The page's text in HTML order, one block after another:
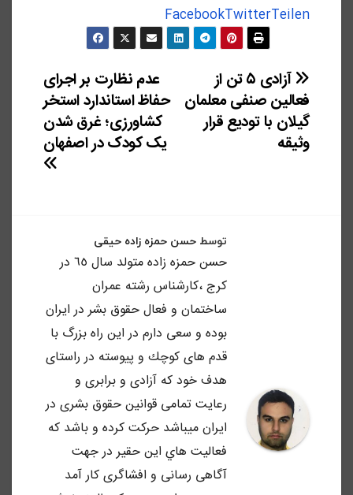
FacebookTwitterTeilen
راهبری
نوشته
عدم نظارت بر اجرای
حفاظ استاندارد استخر
کشاورزی؛ غرق شدن
یک کودک در اصفهان
آزادی ۵ تن از
فعالین صنفی معلمان
گیلان با تودیع قرار
وثیقه
توسط حسن حمزه زاده حیقی
حسن حمزه زاده متولد سال ٦٥ در
كرج ،كارشناس رشته عمران
ساختمان و فعال حقوق بشر در ايران
بوده و سعى دارم در اين راه بزرگ با
قدم هاى كوچك و پيوسته در راستاى
هدف خود كه آزادى و برابرى و
رعايت تمامى قوانين حقوق بشرى در
ايران ميباشد حركت كرده و باشد كه
فعاليت هاي اين حقير در جهت
آگاهى رسانى و افشاگرى كار آمد